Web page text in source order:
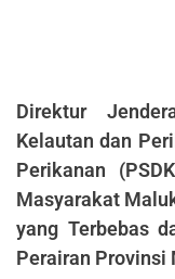
Direktur
Kelautan dan
Perikanan
Masyarakat
yang Terbebas
Perairan Provinsi